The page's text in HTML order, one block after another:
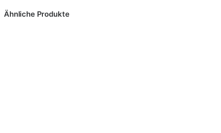
Ähnliche Produkte